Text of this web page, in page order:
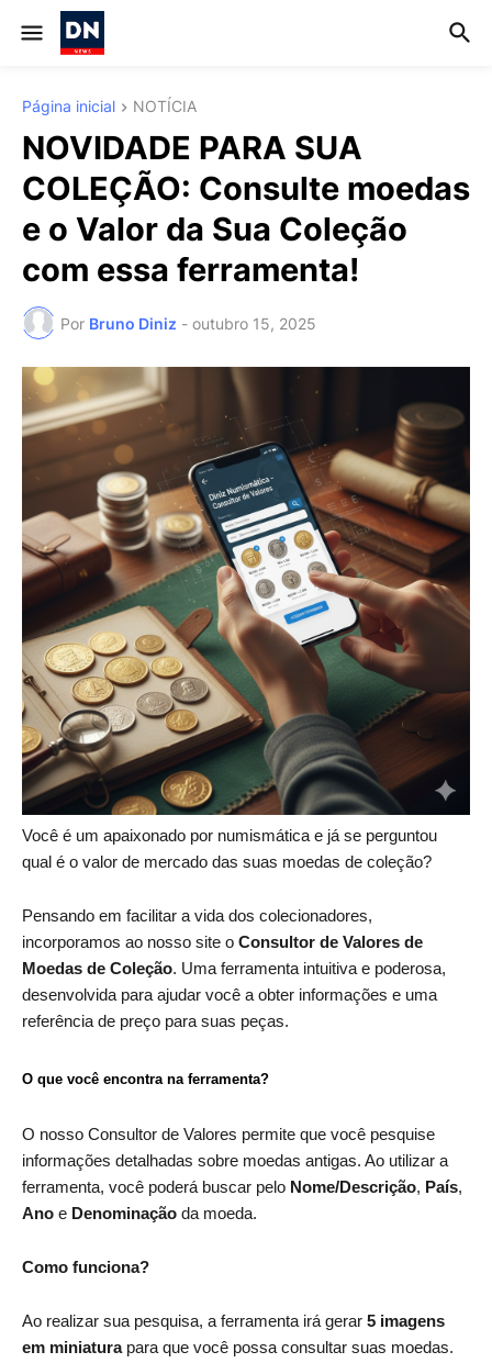
Página inicial NOTÍCIA
NOVIDADE PARA SUA
COLEÇÃO: Consulte moedas
e o Valor da Sua Coleção
com essa ferramenta!
Por Bruno Diniz - outubro 15, 2025
Você é um apaixonado por numismática e já se perguntou
qual é o valor de mercado das suas moedas de coleção?
Pensando em facilitar a vida dos colecionadores,
incorporamos ao nosso site o Consultor de Valores de
Moedas de Coleção. Uma ferramenta intuitiva e poderosa,
desenvolvida para ajudar você a obter informações e uma
referência de preço para suas peças.
O que você encontra na ferramenta?
O nosso Consultor de Valores permite que você pesquise
informações detalhadas sobre moedas antigas. Ao utilizar a
ferramenta, você poderá buscar pelo Nome/Descrição, País,
Ano e Denominação da moeda.
Como funciona?
Ao realizar sua pesquisa, a ferramenta irá gerar 5 imagens
em miniaturapara que você possa consultar suas moedas.